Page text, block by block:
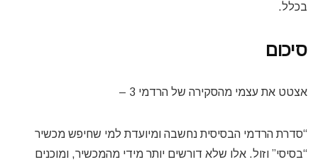
בכלל.
סיכום
אצטט את עצמי מהסקירה של הרדמי 3 –
“סדרת הרדמי הבסיסית נחשבה ומיועדת למי שחיפש מכשיר
“בסיסי” וזול. אלו שלא דורשים יותר מידי מהמכשיר, ומוכנים